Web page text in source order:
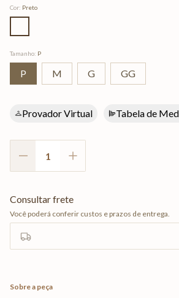
Cor: Preto
Tamanho: P
P M G GG
Provador Virtual Tabela de
Sobre a peça